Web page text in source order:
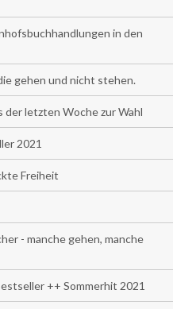
in den
gehen und nicht stehen.
letzten Woche zur Wahl
2021
Freiheit
- manche gehen, manche
++ Sommerhit 2021